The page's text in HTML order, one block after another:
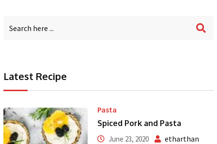
Latest Recipe
Pasta
Spiced Pork and Pasta
June 23, 2020 etharthan